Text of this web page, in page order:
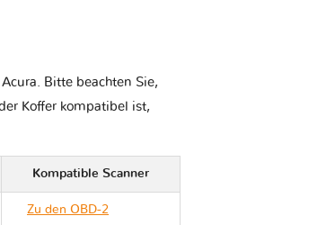
Bitte beachten Sie,
Koffer kompatibel ist,
Kompatible Scanner
Zu den OBD-2